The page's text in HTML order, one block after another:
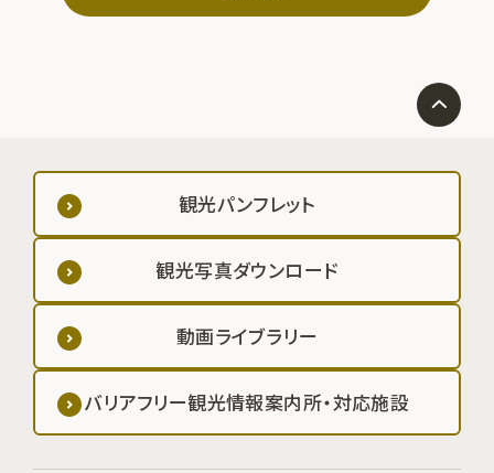
観光パンフレット
観光写真ダウンロード
動画ライブラリー
バリアフリー観光情報案内所・対応施設